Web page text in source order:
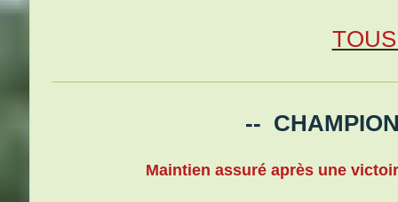
-- CHAMPIONNAT
Maintien assuré après une victoire 2